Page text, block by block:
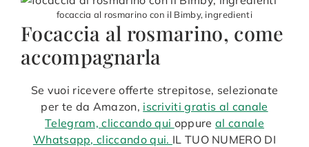
focaccia al rosmarino con il Bimby, ingredienti
Focaccia al rosmarino, come
accompagnarla
Se vuoi ricevere offerte strepitose, selezionate
per te da Amazon, iscriviti gratis al canale
Telegram, cliccando qui oppureal canale
Whatsapp, cliccando qui. IL TUO NUMERO DI